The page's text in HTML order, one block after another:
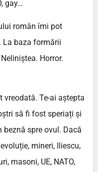
gay…
român îmi pot
La baza formării
Horror.
vreodată. Te-ai aștepta
să fi fost speriați și
beznă spre ovul. Dacă
mineri, Iliescu,
masoni, UE, NATO,